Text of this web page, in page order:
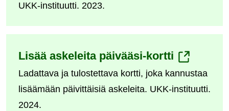
palveluun)
UKK-instituutti. 2023.
Lisää askeleita päivääsi-kortti (siirryt
toiseen
palveluun)
Ladattava ja tulostettava kortti, joka kannustaa
lisäämään päivittäisiä askeleita. UKK-instituutti.
2024.